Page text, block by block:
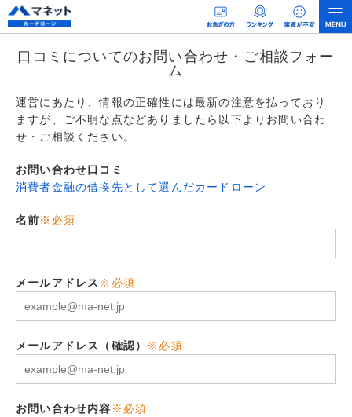
口コミについてのお問い合わせ・ご相談フォー
ム
運営にあたり、情報の正確性には最新の注意を払っており
ますが、ご不明な点などありましたら以下よりお問い合わ
せ・ご相談ください。
お問い合わせ口コミ
消費者金融の借換先として選んだカードローン
名前※必須
メールアドレス ※必須
メールアドレス（確認） ※必須
お問い合わせ内容 ※必須